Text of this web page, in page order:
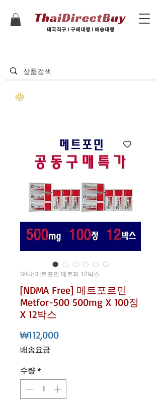
SKU: 메트포민 메트퍼 12박스
[NDMA Free] 메트포르민
Metfor-500 500mg X 100정
X 12박스
₩112,000가격
배송요금
수량 *